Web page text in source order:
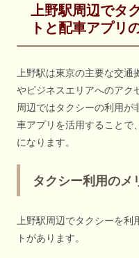
上野駅周辺でタ
トと配車アプリ
上野駅は東京の主要な交
やビジネスエリアへのアク
周辺ではタクシーの利用が
車アプリを活用することで
になります。
タクシー利用のメ
上野駅周辺でタクシーを
トがあります。